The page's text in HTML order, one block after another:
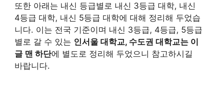
또한 아래는 내신 등급별로 내신 3등급 대학, 내신
4등급 대학, 내신 5등급 대학에 대해 정리해 두었습
니다. 이는 전국 기준이며 내신 3등급, 4등급, 5등급
별로 갈 수 있는 인서울 대학교, 수도권 대학교는 이
글 맨 하단에 별도로 정리해 두었으니 참고하시길
바랍니다.